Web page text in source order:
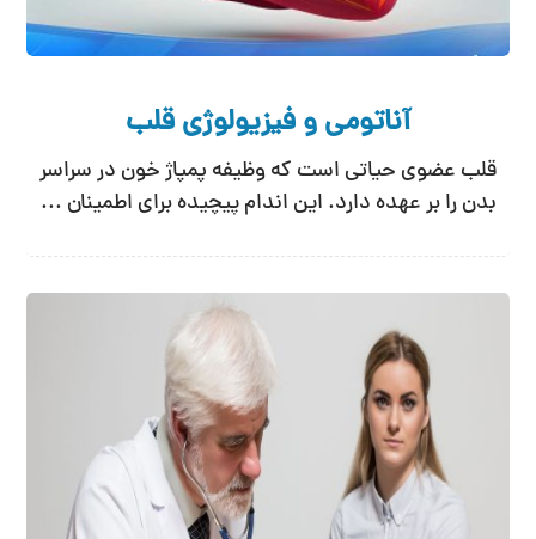
آناتومی و فیزیولوژی قلب
قلب عضوی حیاتی است که وظیفه پمپاژ خون در سراسر
بدن را بر عهده دارد. این اندام پیچیده‌ برای اطمینان ...